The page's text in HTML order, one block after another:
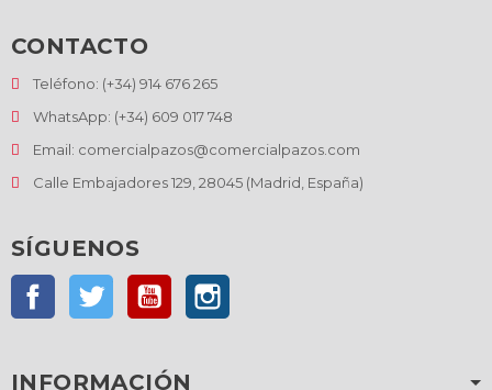
CONTACTO
Teléfono: (+34) 914 676 265
WhatsApp: (+34) 609 017 748
Email: comercialpazos@comercialpazos.com
Calle Embajadores 129, 28045 (Madrid, España)
SÍGUENOS
FacebookTwitter YouTube
INFORMACIÓN